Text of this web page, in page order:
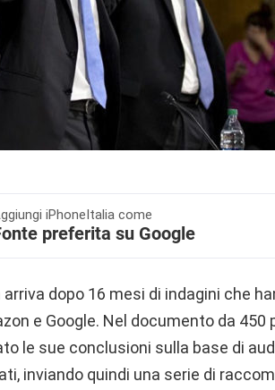
iPhoneItalia come
preferita su Google
arriva dopo 16 mesi di indagini che
e Google. Nel documento da 450
le sue conclusioni sulla base di
inviando quindi una serie di